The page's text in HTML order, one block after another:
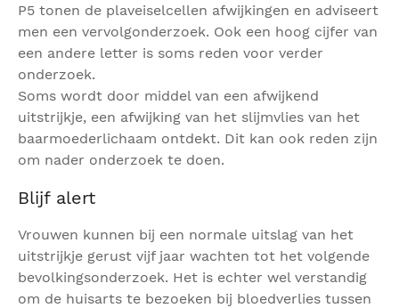
P5 tonen de plaveiselcellen afwijkingen en adviseert
men een vervolgonderzoek. Ook een hoog cijfer van
een andere letter is soms reden voor verder
onderzoek.
Soms wordt door middel van een afwijkend
uitstrijkje, een afwijking van het slijmvlies van het
baarmoederlichaam ontdekt. Dit kan ook reden zijn
om nader onderzoek te doen.
Blijf alert
Vrouwen kunnen bij een normale uitslag van het
uitstrijkje gerust vijf jaar wachten tot het volgende
bevolkingsonderzoek. Het is echter wel verstandig
om de huisarts te bezoeken bij bloedverlies tussen